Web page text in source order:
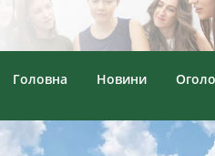
Головна Новини